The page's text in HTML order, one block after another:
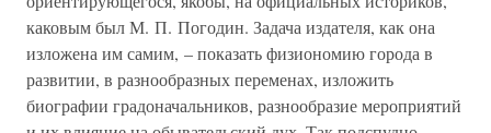
каковым был М. П. Погодин. Задача издателя, как она
изложена им самим, – показать физиономию города в
развитии, в разнообразных переменах, изложить
биографии градоначальников, разнообразие мероприятий